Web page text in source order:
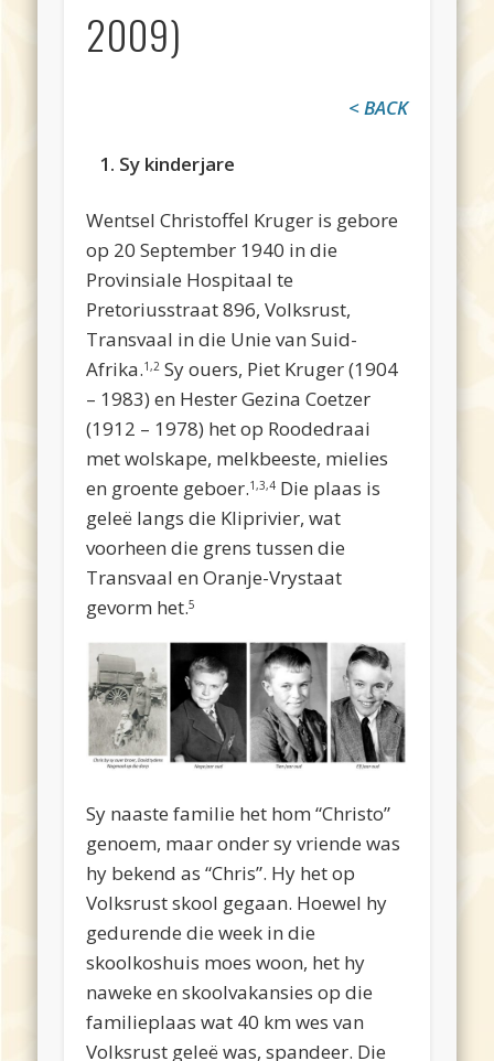
2009)
< BACK
1. Sy kinderjare
Wentsel Christoffel Kruger is gebore
op 20 September 1940 in die
Provinsiale Hospitaal te
Pretoriusstraat 896, Volksrust,
Transvaal in die Unie van Suid-
Afrika.1,2 Sy ouers, Piet Kruger (1904
– 1983) en Hester Gezina Coetzer
(1912 – 1978) het op Roodedraai
met wolskape, melkbeeste, mielies
en groente geboer.1,3,4 Die plaas is
geleë langs die Kliprivier, wat
voorheen die grens tussen die
Transvaal en Oranje-Vrystaat
gevorm het.5
Sy naaste familie het hom “Christo”
genoem, maar onder sy vriende was
hy bekend as “Chris”. Hy het op
Volksrust skool gegaan. Hoewel hy
gedurende die week in die
skoolkoshuis moes woon, het hy
naweke en skoolvakansies op die
familieplaas wat 40 km wes van
Volksrust geleë was, spandeer. Die